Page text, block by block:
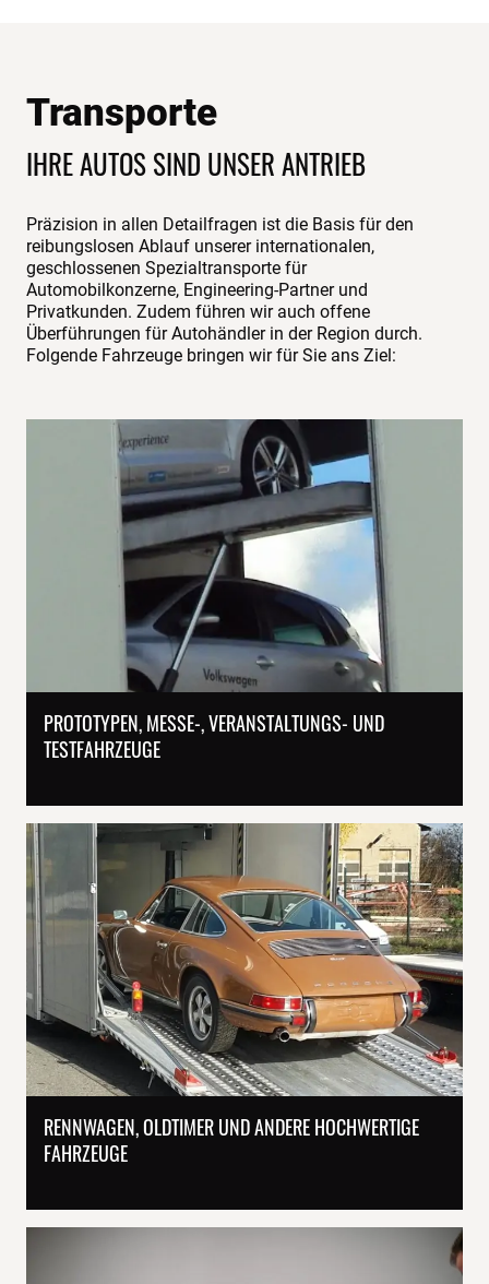
Transporte
IHRE AUTOS SIND UNSER ANTRIEB
Präzision in allen Detailfragen ist die Basis für den
reibungslosen Ablauf unserer internationalen,
geschlossenen Spezialtransporte für
Automobilkonzerne, Engineering-Partner und
Privatkunden. Zudem führen wir auch offene
Überführungen für Autohändler in der Region durch.
Folgende Fahrzeuge bringen wir für Sie ans Ziel:
PROTOTYPEN, MESSE-, VERANSTALTUNGS- UND
TESTFAHRZEUGE
RENNWAGEN, OLDTIMER UND ANDERE HOCHWERTIGE
FAHRZEUGE